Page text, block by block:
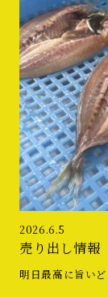
2026.6.5
売り出し情報
明日最高に旨い